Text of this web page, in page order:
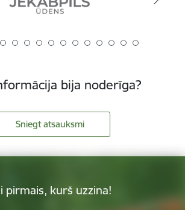
bija noderīga?
Sniegt atsauksmi
pirmais, kurš uzzina!